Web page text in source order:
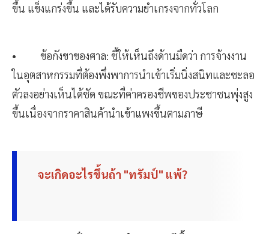
ขึ้น แข็งแกร่งขึ้น และได้รับความยำเกรงจากทั่วโลก
• ข้อกังขาของศาล: ชี้ให้เห็นถึงด้านมืดว่า การจ้างงาน
ในอุตสาหกรรมที่ต้องพึ่งพาการนำเข้าเริ่มนิ่งสนิทและชะลอ
ตัวลงอย่างเห็นได้ชัด ขณะที่ค่าครองชีพของประชาชนพุ่งสูง
ขึ้นเนื่องจากราคาสินค้านำเข้าแพงขึ้นตามภาษี
จะเกิดอะไรขึ้นถ้า "ทรัมป์" แพ้?